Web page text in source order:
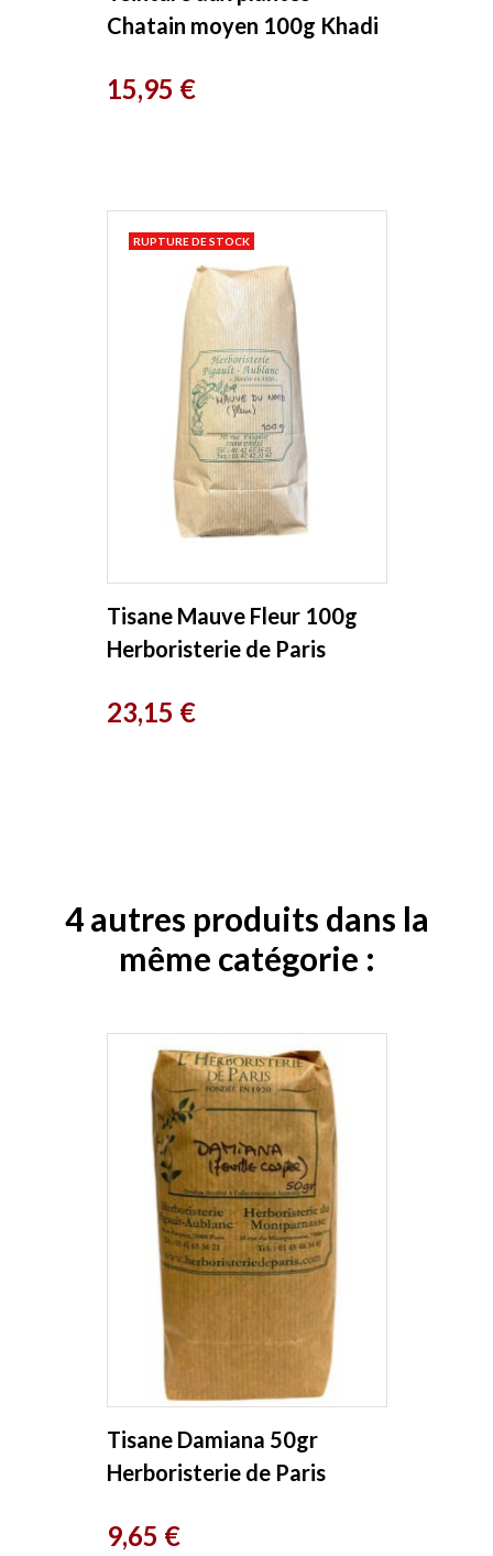
Chatain moyen 100g Khadi
Prix
15,95 €
Tisane Mauve Fleur 100g
Herboristerie de Paris
Prix
23,15 €
RUPTURE DE STOCK
4 autres produits dans la
même catégorie :
Tisane Damiana 50gr
Herboristerie de Paris
Prix
9,65 €